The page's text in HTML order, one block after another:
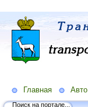
Главная Авто
Поиск на портале...